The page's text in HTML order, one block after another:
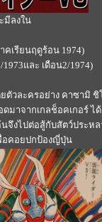
มีลงใน
คเรียนฤดูร้อน 1974)
และ เดือน2/1974)
วละครอย่าง คาซามิ ชิ
าจากเกลช็อคเกอร์ ได้
จึงไปต่อสู้กับสัตว์ประหล
พื่อคอยปกป้องญี่ปุ่น